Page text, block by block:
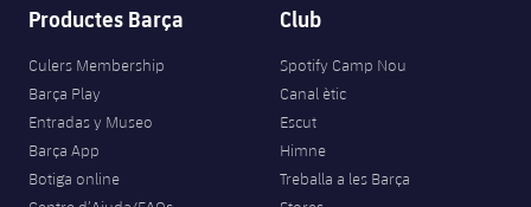
Productes Barça
Culers Membership
Barça Play
Entradas y Museo
Barça App
Botiga online
Club
Spotify Camp Nou
Canal ètic
Escut
Himne
Treballa a les Barça